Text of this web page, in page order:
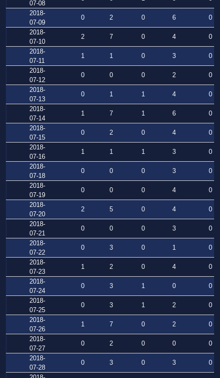
07-08
2018-
07-09
0 2 0 6
0
2018-
07-10
2 7 0 4
0
2018-
07-11
1 1 0 3
0
2018-
07-12
0 0 0 2
0
2018-
07-13
0 1 1 4
0
2018-
07-14
1 7 1 6
0
2018-
07-15
0 2 0 4
0
2018-
07-16
1 1 1 3
0
2018-
07-18
0 0 0 3
0
2018-
07-19
0 0 0 4
0
2018-
07-20
2 5 0 4
0
2018-
07-21
0 0 0 3
0
2018-
07-22
0 3 0 1
0
2018-
07-23
1 2 0 4
0
2018-
07-24
0 3 1 0
0
2018-
07-25
0 3 1 2
0
2018-
07-26
1 7 0 2
0
2018-
07-27
0 2 0 0
0
2018-
07-28
0 3 0 3
0